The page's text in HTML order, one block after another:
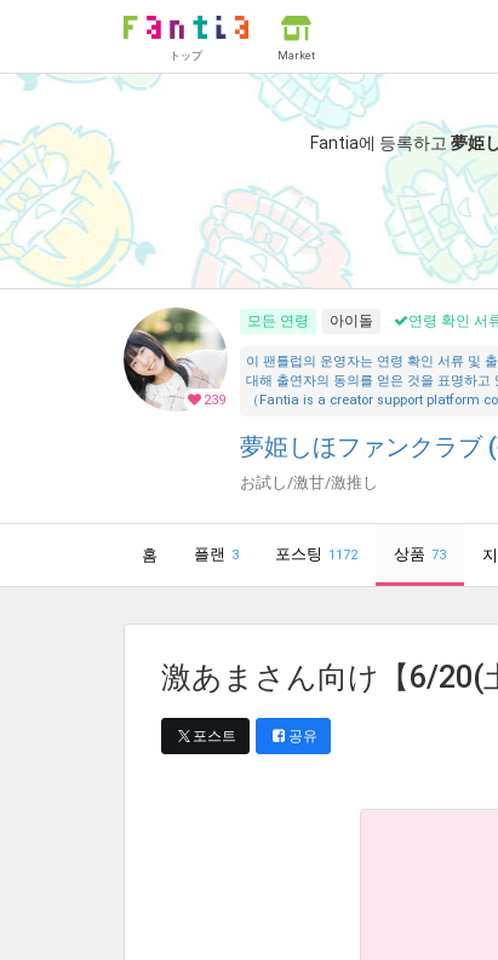
トップ Market
Fantia에 등록하고 夢姫
239
모든 연령 아이돌 연령 확인 서
이 팬틀럽의 운영자는 연령 확인 서류 및
대해 출연자의 동의를 얻은 것을 표명하고
（Fantia is a creator support platform
夢姫しほファンクラブ
お試し/激甘/激推し
홈 플랜 3 포스팅 1172 상품 73
激あまさん向け【6/20(
포스트 공유